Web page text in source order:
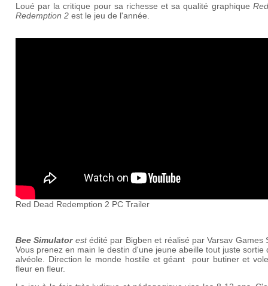
Loué par la critique pour sa richesse et sa qualité graphique
Redemption 2 est le jeu de l'année.
Red Dead Redemption 2 PC Trailer
Bee Simulatorestédité par Bigben et réalisé par Varsav Games
Vous prenez en main le destin d'une jeune abeille tout juste sortie
alvéole. Direction le monde hostile et géant pour butiner et
fleur en fleur.